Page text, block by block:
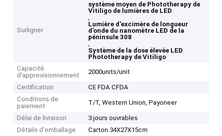
Surligner
système moyen de Phototherapy de
Vitiligo de lumières de LED
,
Lumière d'excimère de longueur
d'onde du nanomètre LED de la
péninsule 308
,
Système de la dose élevée LED
Phototherapy de Vitiligo
Capacité
d'approvisionnement
2000units/unit
Certification
CE FDA CFDA
Conditions de
paiement
T/T, Western Union, Payoneer
Délai de livraison
3 jours ouvrables
Détails d'emballage
Carton 34X27X15cm